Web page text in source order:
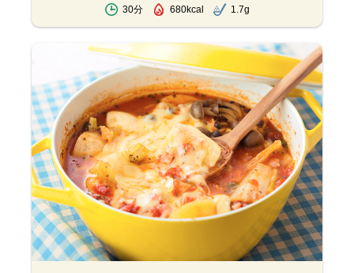
30分 680kcal 1.7g